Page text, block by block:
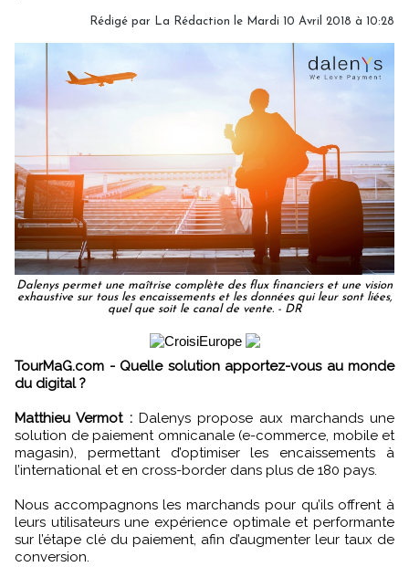
Rédigé par La Rédaction le Mardi 10 Avril 2018 à 10:28
Dalenys permet une maîtrise complète des flux financiers et une vision
exhaustive sur tous les encaissements et les données qui leur sont liées,
quel que soit le canal de vente. - DR
TourMaG.com - Quelle solution apportez-vous au monde
du digital ?
Matthieu Vermot :Dalenys propose aux marchands une
solution de paiement omnicanale (e-commerce, mobile et
magasin), permettant d’optimiser les encaissements à
l’international et en cross-border dans plus de 180 pays.
Nous accompagnons les marchands pour qu’ils offrent à
leurs utilisateurs une expérience optimale et performante
sur l’étape clé du paiement, afin d’augmenter leur taux de
conversion.